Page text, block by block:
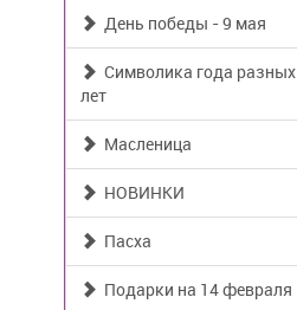
День победы - 9 мая
Символика года разных
лет
Масленица
НОВИНКИ
Пасха
Подарки на 14 февраля